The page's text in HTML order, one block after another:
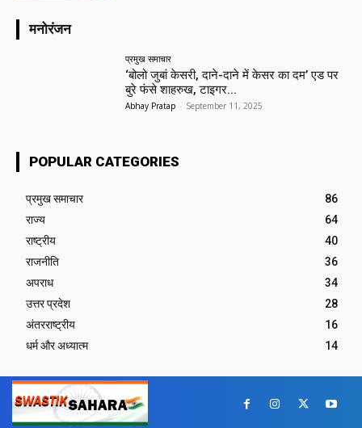
मनोरंजन
प्रमुख समाचार‎
‘बोलो जुबां केसरी, दाने-दाने में केसर का दम’ एड पर
बुरे फंसे शाहरुख, टाइगर...
Abhay Pratap - September 11, 2025
POPULAR CATEGORIES
प्रमुख समाचार‎
86
राज्य
64
राष्ट्रीय
40
राजनीति
36
अपराध
34
उत्तर प्रदेश
28
अंतरराष्ट्रीय
16
धर्म और अध्यात्म
14